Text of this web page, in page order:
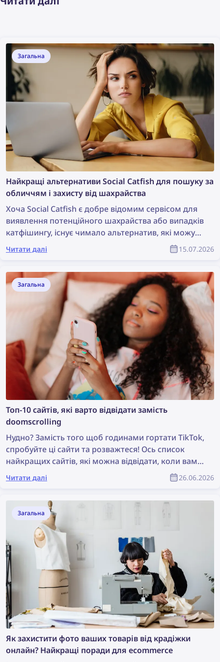
Загальна
Найкращі альтернативи Social Catfish для пошуку за
обличчям і захисту від шахрайства
Хоча Social Catfish є добре відомим сервісом для
виявлення потенційного шахрайства або випадків
катфішингу, існує чимало альтернатив, які можуть
бути ще ефективнішими. Ознайомтеся з
найкращими альтернативами Social Catfish для
Читати далі 15.07.2026
Загальна
Топ-10 сайтів, які варто відвідати замість
doomscrolling
Нудно? Замість того щоб годинами гортати TikTok,
спробуйте ці сайти та розважтеся! Ось список
найкращих сайтів, які можна відвідати, коли вам
нудно — від веселих ігор до дослідження
інтернету.
Читати далі 26.06.2026
Загальна
Як захистити фото ваших товарів від крадіжки
онлайн? Найкращі поради для ecommerce